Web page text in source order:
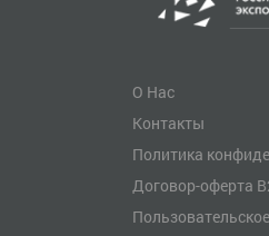
О Нас
Контакты
Политика
Договор-оферта